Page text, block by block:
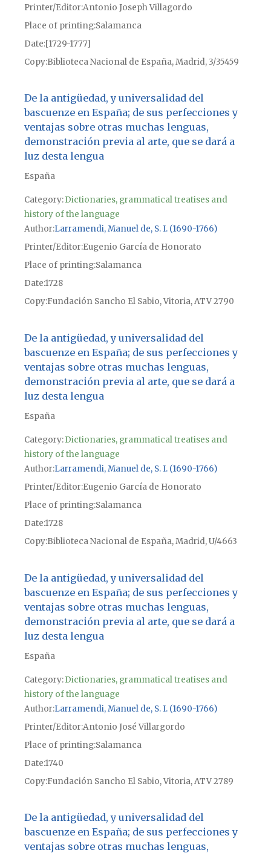
Printer/Editor Antonio Joseph Villagordo
Place of printingSalamanca
Date [1729-1777]
CopyBiblioteca Nacional de España, Madrid, 3/35459
De la antigüedad, y universalidad del
bascuenze en España; de sus perfecciones y
ventajas sobre otras muchas lenguas,
demonstración previa al arte, que se dará a
luz desta lengua
España
Category:Dictionaries, grammatical treatises and
history of the language
Author Larramendi, Manuel de, S. I. (1690-1766)
Printer/Editor Eugenio García de Honorato
Place of printingSalamanca
Date1728
CopyFundación Sancho El Sabio, Vitoria, ATV 2790
De la antigüedad, y universalidad del
bascuenze en España; de sus perfecciones y
ventajas sobre otras muchas lenguas,
demonstración previa al arte, que se dará a
luz desta lengua
España
Category:Dictionaries, grammatical treatises and
history of the language
Author Larramendi, Manuel de, S. I. (1690-1766)
Printer/Editor Eugenio García de Honorato
Place of printingSalamanca
Date1728
CopyBiblioteca Nacional de España, Madrid, U/4663
De la antigüedad, y universalidad del
bascuenze en España; de sus perfecciones y
ventajas sobre otras muchas lenguas,
demonstración previa al arte, que se dará a
luz desta lengua
España
Category:Dictionaries, grammatical treatises and
history of the language
Author Larramendi, Manuel de, S. I. (1690-1766)
Printer/Editor Antonio José Villargordo
Place of printingSalamanca
Date1740
CopyFundación Sancho El Sabio, Vitoria, ATV 2789
De la antigüedad, y universalidad del
bascuenze en España; de sus perfecciones y
ventajas sobre otras muchas lenguas,